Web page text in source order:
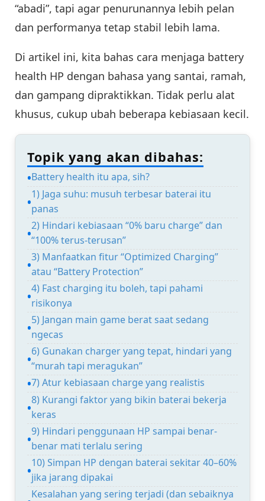
“abadi”, tapi agar penurunannya lebih pelan
dan performanya tetap stabil lebih lama.
Di artikel ini, kita bahas cara menjaga battery
health HP dengan bahasa yang santai, ramah,
dan gampang dipraktikkan. Tidak perlu alat
khusus, cukup ubah beberapa kebiasaan kecil.
Topik yang akan dibahas:
Battery health itu apa, sih?
1) Jaga suhu: musuh terbesar baterai itu
panas
2) Hindari kebiasaan “0% baru charge” dan
“100% terus-terusan”
3) Manfaatkan fitur “Optimized Charging”
atau “Battery Protection”
4) Fast charging itu boleh, tapi pahami
risikonya
5) Jangan main game berat saat sedang
ngecas
6) Gunakan charger yang tepat, hindari yang
“murah tapi meragukan”
7) Atur kebiasaan charge yang realistis
8) Kurangi faktor yang bikin baterai bekerja
keras
9) Hindari penggunaan HP sampai benar-
benar mati terlalu sering
10) Simpan HP dengan baterai sekitar 40–60%
jika jarang dipakai
Kesalahan yang sering terjadi (dan sebaiknya